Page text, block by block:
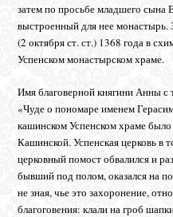
затем по просьбе младшего сына
выстроенный для нее монастырь.
(2 октября ст. ст.) 1368 года в
Успенском монастырском храме.
Имя благоверной княгини Анны
«Чуде о пономаре именем
кашинском Успенском храме
Кашинской. Успенская церковь в
церковный помост обвалился и
бывший под полом, оказался на
не зная, чье это захоронение,
благоговения: клали на гроб